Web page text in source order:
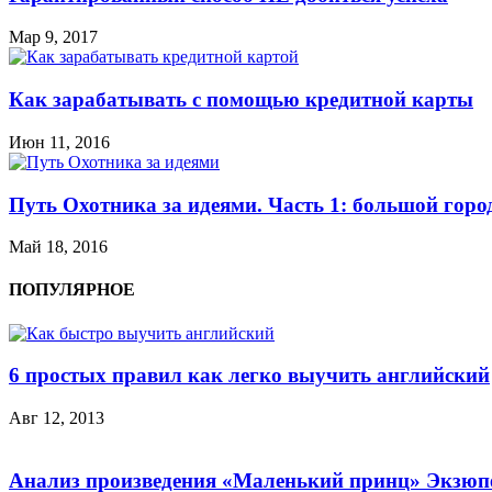
Мар 9, 2017
Как зарабатывать с помощью кредитной карты
Июн 11, 2016
Путь Охотника за идеями. Часть 1: большой
Май 18, 2016
ПОПУЛЯРНОЕ
6 простых правил как легко выучить английский
Авг 12, 2013
Анализ произведения «Маленький принц»